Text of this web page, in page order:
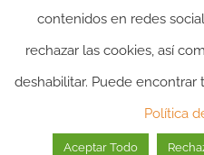
COOKIES|
contenidos en redes
rechazar las cookies, así
deshabilitar. Puede
Política
Aceptar Todo